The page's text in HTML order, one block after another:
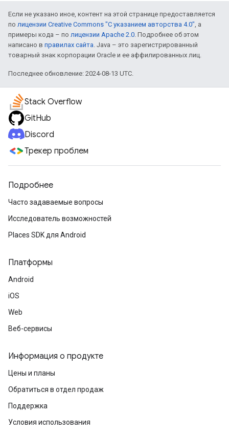
Если не указано иное, контент на этой странице предоставляется
по лицензии Creative Commons "С указанием авторства 4.0" , а
примеры кода – по лицензии Apache 2.0 . Подробнее об этом
написано в правилах сайта . Java – это зарегистрированный
товарный знак корпорации Oracle и ее аффилированных лиц.
Последнее обновление: 2024-08-13 UTC.
Stack Overflow
GitHub
Discord
Трекер проблем
Подробнее
Часто задаваемые вопросы
Исследователь возможностей
Places SDK для Android
Платформы
Android
iOS
Web
Веб-сервисы
Информация о продукте
Цены и планы
Обратиться в отдел продаж
Поддержка
Условия использования